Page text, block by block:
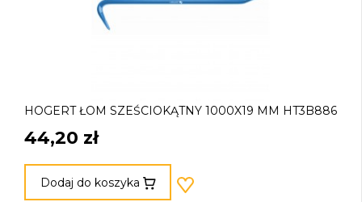
HOGERT ŁOM SZEŚCIOKĄTNY 1000X19 MM HT3B886
44,20 zł
Dodaj do koszyka